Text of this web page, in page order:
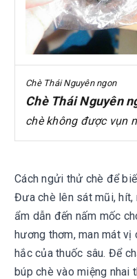
Chè Thái Nguyên ngon
Chè Thái Nguyên
chè không được vụn
Cách ngửi thử chè để
Đưa chè lên sát mũi, hít,
ẩm dẫn đến nấm mốc
hương thơm, man mát vị
hắc của thuốc sâu. Để
búp chè vào miệng nhai